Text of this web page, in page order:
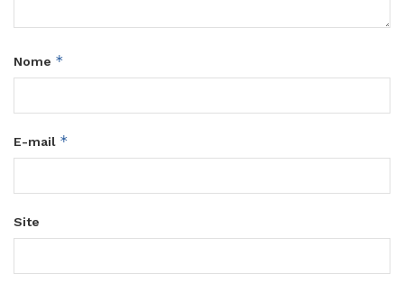
Nome *
E-mail *
Site